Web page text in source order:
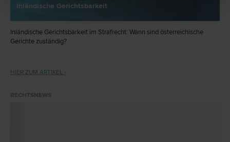
Inländische Gerichtsbarkeit
Inländische Gerichtsbarkeit im Strafrecht: Wann sind österreichische
Gerichte zuständig?
HIER ZUM ARTIKEL ›